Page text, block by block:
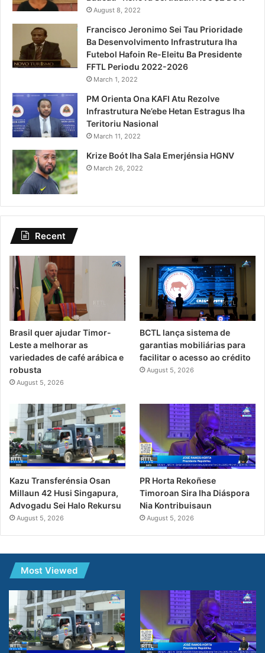
August 8, 2022
Francisco Jeronimo Sei Tau Prioridade
Ba Desenvolvimento Infrastrutura Iha
Futebol Hafoin Re-Eleitu Ba Presidente
FFTL Periodu 2022-2026
March 1, 2022
PM Orienta Ona KAFI Atu Rezolve
Infrastrutura Ne’ebe Hetan Estragus Iha
Teritoriu Nasional
March 11, 2022
Krize Boót Iha Sala Emerjénsia HGNV
March 26, 2022
Recent
Brasil quer ajudar Timor-
Leste a melhorar as
variedades de café arábica e
robusta
August 5, 2026
BCTL lança sistema de
garantias mobiliárias para
facilitar o acesso ao crédito
August 5, 2026
Kazu Transferénsia Osan
Millaun 42 Husi Singapura,
Advogadu Sei Halo Rekursu
August 5, 2026
PR Horta Rekoñese
Timoroan Sira Iha Diáspora
Nia Kontribuisaun
August 5, 2026
Most Viewed